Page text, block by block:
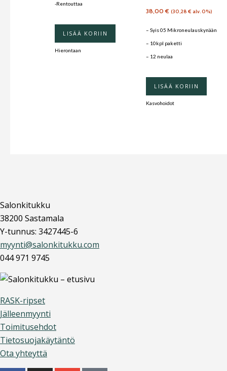
-Rentouttaa
LISÄÄ KORIIN
Hierontaan
38,00€ (30,28 € alv. 0%)
– Syis 05 Mikroneulauskynään
– 10kpl paketti
– 12 neulaa
LISÄÄ KORIIN
Kasvohoidot
Salonkitukku
38200 Sastamala
Y-tunnus: 3427445-6
myynti@salonkitukku.com
044 971 9745
RASK-ripset
Jälleenmyynti
Toimitusehdot
Tietosuojakäytäntö
Ota yhteyttä